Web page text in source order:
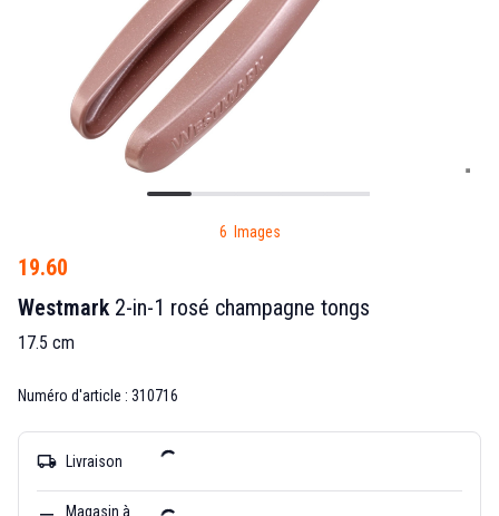
6 Images
19.60
Westmark2-in-1 rosé champagne tongs
17.5 cm
Numéro d'article : 310716
local_shipping Livraison
Magasin à